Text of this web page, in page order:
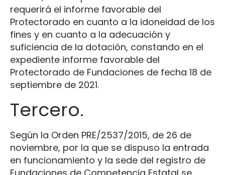
requerirá el informe favorable del
Protectorado en cuanto a la idoneidad de los
fines y en cuanto a la adecuación y
suficiencia de la dotación, constando en el
expediente informe favorable del
Protectorado de Fundaciones de fecha 18 de
septiembre de 2021.
Tercero.
Según la Orden PRE/2537/2015, de 26 de
noviembre, por la que se dispuso la entrada
en funcionamiento y la sede del registro de